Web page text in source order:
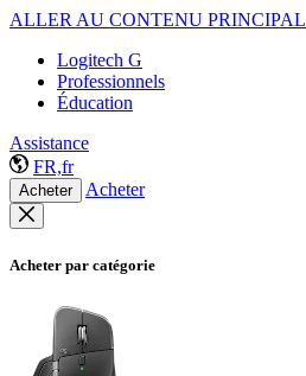
ALLER AU CONTENU PRINCIPAL
Logitech G
Professionnels
Éducation
Assistance
FR,fr
Acheter Acheter
Acheter par catégorie